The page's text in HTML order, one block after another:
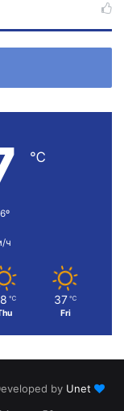
℃
ч
℃ 37 ℃
Fri
by Unet